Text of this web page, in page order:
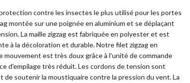
contre les insectes le plus utilisé pour les portes
montée sur une poignée en aluminium et se déplaçant
La maille zigzag est fabriquée en polyester et est
à la décoloration et durable. Notre filet zigzag en
est très doux grâce à l'unité de commande
d'empilage très réduit. Les cordons de tension sont
de soutenir la moustiquaire contre la pression du vent. La